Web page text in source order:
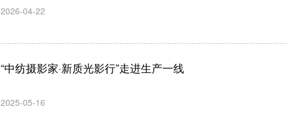
2026-04-22
“中纺摄影家·新质光影行”走进生产一线
2025-05-16